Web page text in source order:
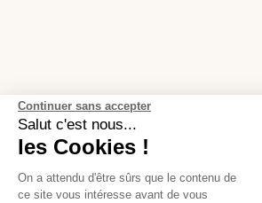
Continuer sans accepter
Salut c'est nous...
les Cookies !
On a attendu d'être sûrs que le contenu de
ce site vous intéresse avant de vous